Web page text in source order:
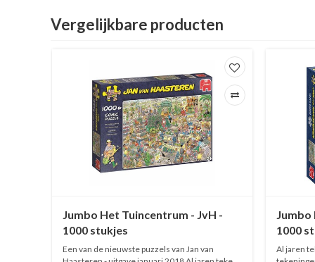
Vergelijkbare producten
Jumbo Het Tuincentrum - JvH -
1000 stukjes
Een van de nieuwste puzzels van Jan van
Jumbo
1000
Al jaren